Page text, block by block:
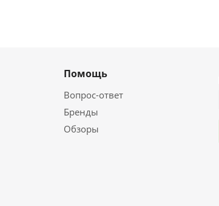
Помощь
Вопрос-ответ
Бренды
Обзоры